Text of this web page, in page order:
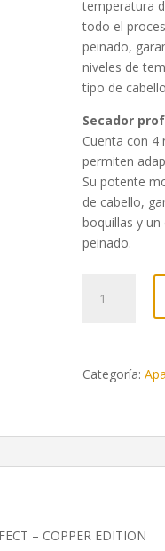
temperatura
todo el
peinado,
niveles de
tipo de
Secador
Cuenta con 4
permiten
Su potente
de cabello,
boquillas y
peinado.
PERFECT
Categoría:
– COPPER EDITION